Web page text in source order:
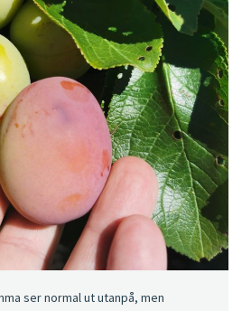
ser normal ut utanpå, men